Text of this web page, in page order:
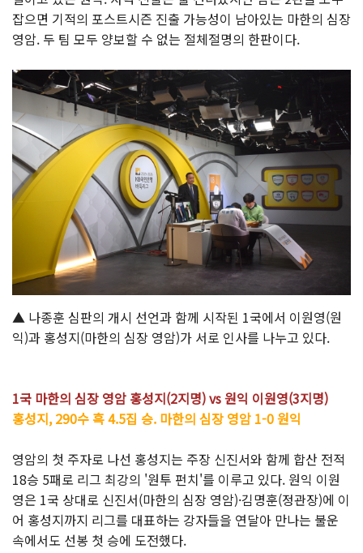
잡으면 기적의 포스트시즌 진출 가능성이 남아있는 마한의 심장
영암. 두 팀 모두 양보할 수 없는 절체절명의 한판이다.
▲ 나종훈 심판의 개시 선언과 함께 시작된 1국에서 이원영(원
익)과 홍성지(마한의 심장 영암)가 서로 인사를 나누고 있다.
1국 마한의 심장 영암 홍성지(2지명) vs 원익 이원영(3지명)
홍성지, 290수 흑 4.5집 승. 마한의 심장 영암 1-0 원익
영암의 첫 주자로 나선 홍성지는 주장 신진서와 함께 합산 전적
18승 5패로 리그 최강의 '원투 펀치'를 이루고 있다. 원익 이원
영은 1국 상대로 신진서(마한의 심장 영암)·김명훈(정관장)에 이
어 홍성지까지 리그를 대표하는 강자들을 연달아 만나는 불운
속에서도 선봉 첫 승에 도전했다.